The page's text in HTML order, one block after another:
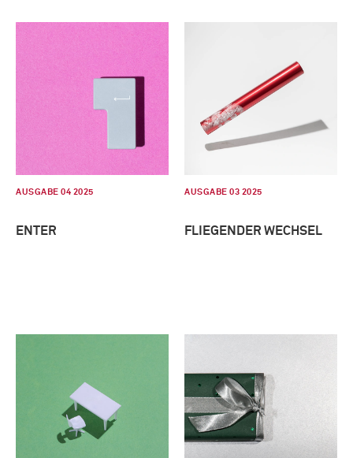
AUSGABE 04 2025
ENTER
AUSGABE 03 2025
FLIEGENDER WECHSEL